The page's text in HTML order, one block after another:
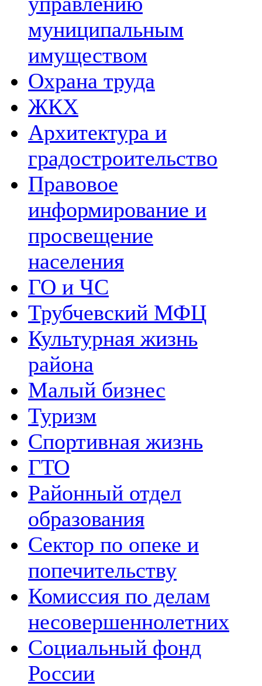
муниципальным
имуществом
Охрана труда
ЖКХ
Архитектура и
градостроительство
Правовое
информирование и
просвещение
населения
ГО и ЧС
Трубчевский МФЦ
Культурная жизнь
района
Малый бизнес
Туризм
Спортивная жизнь
ГТО
Районный отдел
образования
Сектор по опеке и
попечительству
Комиссия по делам
несовершеннолетних
Социальный фонд
России